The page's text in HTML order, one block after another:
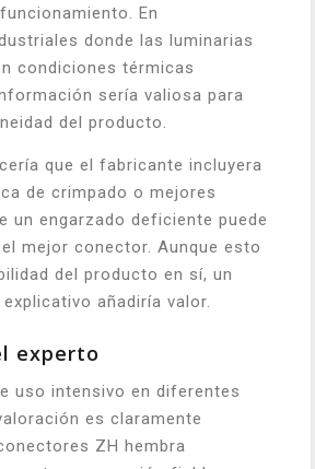
En
donde las luminarias
condiciones térmicas
sería valiosa para
del producto.
que el fabricante incluyera
de crimpado o mejores
un engarzado deficiente puede
mejor conector. Aunque esto
del producto en sí, un
añadiría valor.
experto
uso intensivo en diferentes
es claramente
ZH hembra